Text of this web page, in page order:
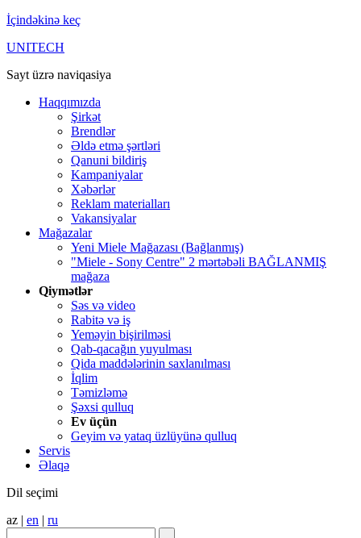
İçindəkinə keç
UNITECH
Sayt üzrə naviqasiya
Haqqımızda
Şirkət
Brendlər
Əldə etmə şərtləri
Qanuni bildiriş
Kampaniyalar
Xəbərlər
Reklam materialları
Vakansiyalar
Mağazalar
Yeni Miele Mağazası (Bağlanmış)
"Miele - Sony Centre" 2 mərtəbəli BAĞLANMIŞ
mağaza
Qiymətlər
Səs və video
Rabitə və iş
Yeməyin bişirilməsi
Qab-qacağın yuyulması
Qida maddələrinin saxlanılması
İqlim
Təmizləmə
Şəxsi qulluq
Ev üçün
Geyim və yataq üzlüyünə qulluq
Servis
Əlaqə
Dil seçimi
az | en | ru